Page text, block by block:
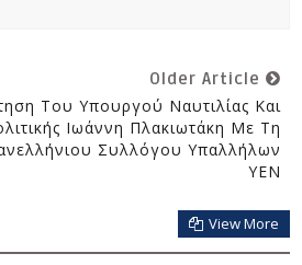
Older Article
Του Υπουργού Ναυτιλίας Και
Ιωάννη Πλακιωτάκη Με Τη
Συλλόγου Υπαλλήλων
ΥΕΝ
View More